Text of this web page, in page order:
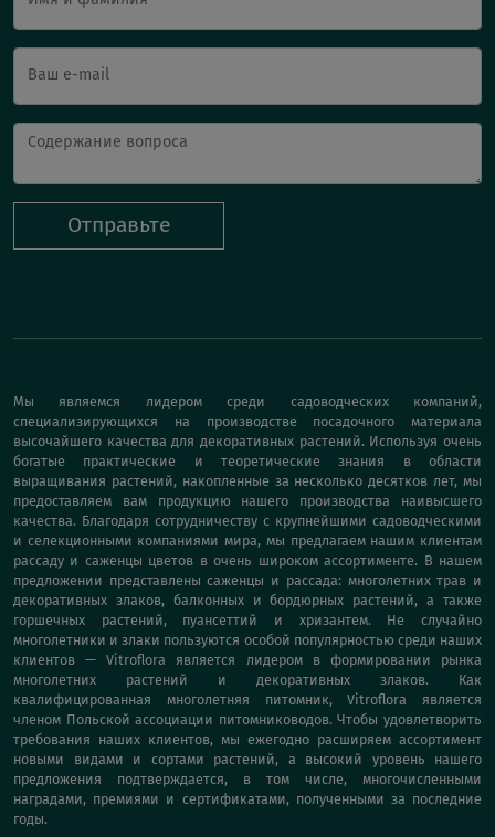
Ваш e-mail
Отправьте
Мы являемся лидером среди садоводческих компаний,
специализирующихся на производстве посадочного материала
высочайшего качества для декоративных растений. Используя очень
богатые практические и теоретические знания в области
выращивания растений, накопленные за несколько десятков лет, мы
предоставляем вам продукцию нашего производства наивысшего
качества. Благодаря сотрудничеству с крупнейшими садоводческими
и селекционными компаниями мира, мы предлагаем нашим клиентам
рассаду и саженцы цветов в очень широком ассортименте. В нашем
предложении представлены саженцы и рассада: многолетних трав и
декоративных злаков, балконных и бордюрных растений, а также
горшечных растений, пуансеттий и хризантем. Не случайно
многолетники и злаки пользуются особой популярностью среди наших
клиентов — Vitroflora является лидером в формировании рынка
многолетних растений и декоративных злаков. Как
квалифицированная многолетняя питомник, Vitroflora является
членом Польской ассоциации питомниководов. Чтобы удовлетворить
требования наших клиентов, мы ежегодно расширяем ассортимент
новыми видами и сортами растений, а высокий уровень нашего
предложения подтверждается, в том числе, многочисленными
наградами, премиями и сертификатами, полученными за последние
годы.